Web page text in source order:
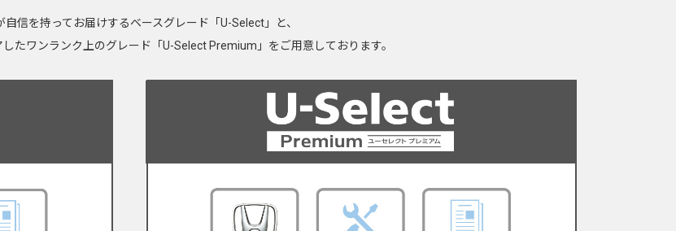
自信を持ってお届けするベースグレード「U-Select」と、
たワンランク上のグレード「U-Select Premium」をご用意しております。